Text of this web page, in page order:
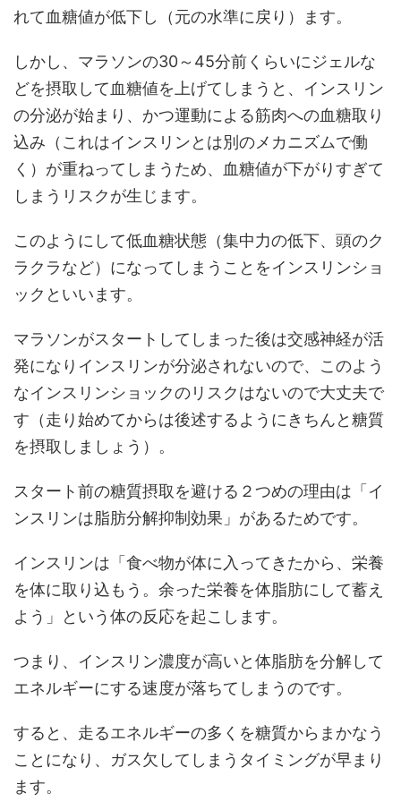
れて血糖値が低下し（元の水準に戻り）ます。
しかし、マラソンの30～45分前くらいにジェルな
どを摂取して血糖値を上げてしまうと、インスリン
の分泌が始まり、かつ運動による筋肉への血糖取り
込み（これはインスリンとは別のメカニズムで働
く）が重ねってしまうため、血糖値が下がりすぎて
しまうリスクが生じます。
このようにして低血糖状態（集中力の低下、頭のク
ラクラなど）になってしまうことをインスリンショ
ックといいます。
マラソンがスタートしてしまった後は交感神経が活
発になりインスリンが分泌されないので、このよう
なインスリンショックのリスクはないので大丈夫で
す（走り始めてからは後述するようにきちんと糖質
を摂取しましょう）。
スタート前の糖質摂取を避ける２つめの理由は「イ
ンスリンは脂肪分解抑制効果」があるためです。
インスリンは「食べ物が体に入ってきたから、栄養
を体に取り込もう。余った栄養を体脂肪にして蓄え
よう」という体の反応を起こします。
つまり、インスリン濃度が高いと体脂肪を分解して
エネルギーにする速度が落ちてしまうのです。
すると、走るエネルギーの多くを糖質からまかなう
ことになり、ガス欠してしまうタイミングが早まり
ます。